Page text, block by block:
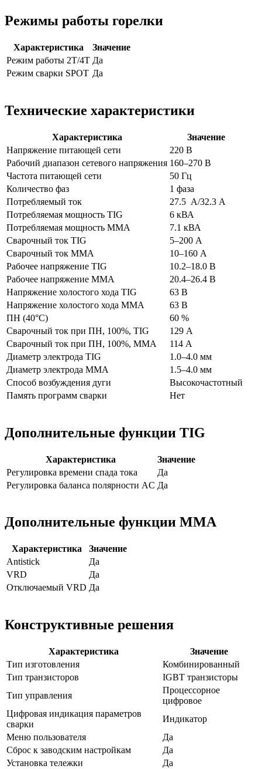
Режимы работы горелки
Характеристика
Значение
Режим работы 2T/4T Да
Режим сварки SPOT Да
Технические характеристики
Характеристика
Значение
Напряжение питающей сети
220 В
Рабочий диапазон сетевого напряжения 160–270 В
Частота питающей сети
50 Гц
Количество фаз
1 фаза
Потребляемый ток
27.5 А/32.3 А
Потребляемая мощность TIG
6 кВА
Потребляемая мощность MMA
7.1 кВА
Сварочный ток TIG
5–200 А
Сварочный ток MMA
10–160 А
Рабочее напряжение TIG
10.2–18.0 В
Рабочее напряжение MMA
20.4–26.4 В
Напряжение холостого хода TIG
63 В
Напряжение холостого хода MMA
63 В
ПН (40°C)
60 %
Сварочный ток при ПН, 100%, TIG
129 А
Сварочный ток при ПН, 100%, MMA
114 А
Диаметр электрода TIG
1.0–4.0 мм
Диаметр электрода MMA
1.5–4.0 мм
Способ возбуждения дуги
Высокочастотный
Память программ сварки
Нет
Дополнительные функции TIG
Характеристика
Значение
Регулировка времени спада тока
Да
Регулировка баланса полярности AC Да
Дополнительные функции MMA
Характеристика
Значение
Antistick
Да
VRD
Да
Отключаемый VRD Да
Конструктивные решения
Характеристика
Значение
Тип изготовления
Комбинированный
Тип транзисторов
IGBT транзисторы
Тип управления
Процессорное
цифровое
Цифровая индикация параметров
сварки
Индикатор
Меню пользователя
Да
Сброс к заводским настройкам
Да
Установка тележки
Да